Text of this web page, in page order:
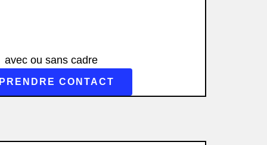
avec ou sans cadre
PRENDRE CONTACT